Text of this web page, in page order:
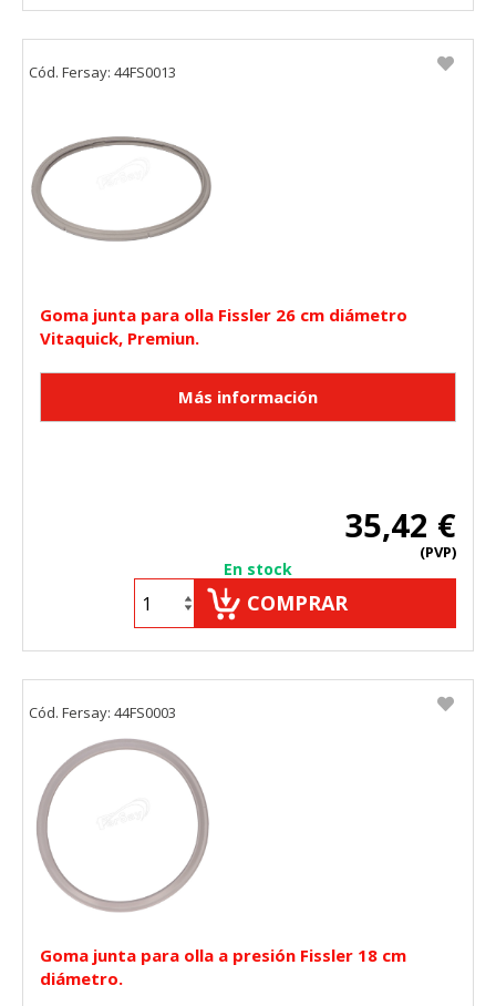
Goma junta para olla Fissler 26 cm diámetro
Vitaquick, Premiun.
35,42 €
(PVP)
En stock
COMPRAR
Cód. Fersay: 44FS0013
Goma junta para olla a presión Fissler 18 cm
diámetro.
Cód. Fersay: 44FS0003